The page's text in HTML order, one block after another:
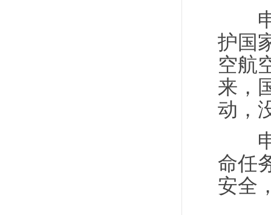
申
护国
空航
来，
动，
申
命任
安全